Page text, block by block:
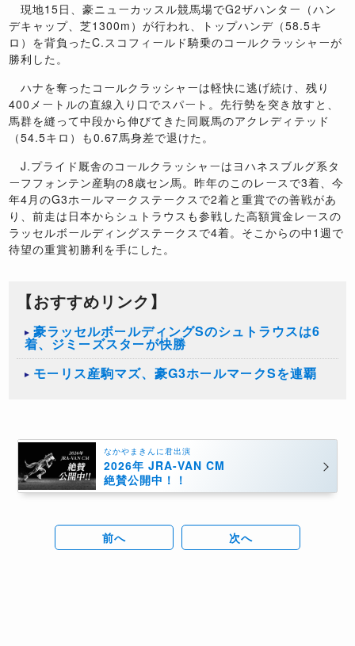
現地15日、豪ニューカッスル競馬場でG2ザハンター（ハン
デキャップ、芝1300m）が行われ、トップハンデ（58.5キ
ロ）を背負ったC.スコフィールド騎乗のコールクラッシャーが
勝利した。
ハナを奪ったコールクラッシャーは軽快に逃げ続け、残り
400メートルの直線入り口でスパート。先行勢を突き放すと、
馬群を縫って中段から伸びてきた同厩馬のアクレディテッド
（54.5キロ）も0.67馬身差で退けた。
J.プライド厩舎のコールクラッシャーはヨハネスブルグ系タ
ーフフォンテン産駒の8歳セン馬。昨年のこのレースで3着、今
年4月のG3ホールマークステークスで2着と重賞での善戦があ
り、前走は日本からシュトラウスも参戦した高額賞金レースの
ラッセルボールディングステークスで4着。そこからの中1週で
待望の重賞初勝利を手にした。
【おすすめリンク】
豪ラッセルボールディングSのシュトラウスは6
着、ジミーズスターが快勝
モーリス産駒マズ、豪G3ホールマークSを連覇
なかやまきんに君出演
2026年 JRA-VAN CM
絶賛公開中！！
前へ 次へ